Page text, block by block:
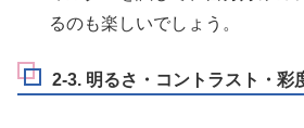
るのも楽しいでしょう。
2-3. 明るさ・コントラスト・彩